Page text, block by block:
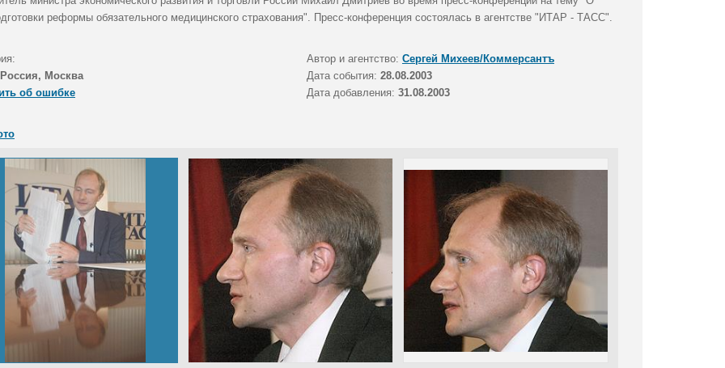
реформы обязательного медицинского страхования". Пресс-конференция состоялась в агентстве "ИТАР - ТАСС".
Автор и агентство: Сергей Михеев/Коммерсантъ
Россия, Москва Дата события: 28.08.2003
об ошибке
Дата добавления: 31.08.2003